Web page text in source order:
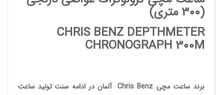
(300 متری)
CHRIS BENZ DEPTHMETER
CHRONOGRAPH 300M
برند ساعت مچی Chris Benzآلمان در ادامه سنت تولید ساعت